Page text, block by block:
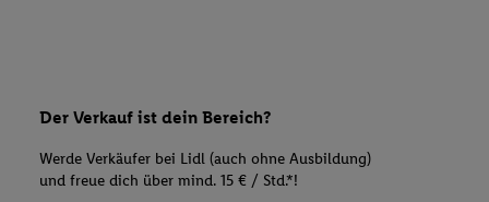
Der Verkauf ist dein Bereich?
Werde Verkäufer bei Lidl (auch ohne Ausbildung)
und freue dich über mind. 15 € / Std.*!